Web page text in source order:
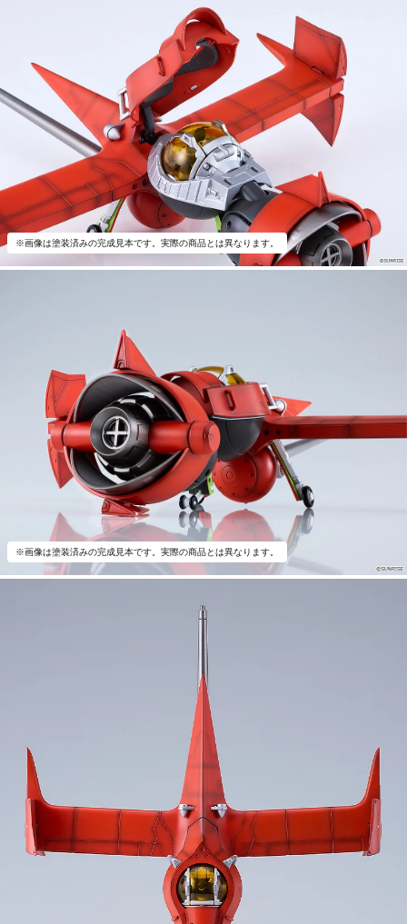
※画像は塗装済みの完成見本です。実際の商品とは異なります。
※画像は塗装済みの完成見本です。実際の商品とは異なります。